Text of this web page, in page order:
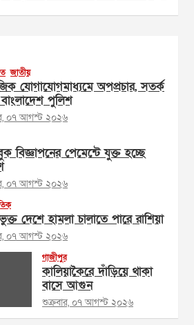
জাতীয়
যোগাযোগমাধ্যমে অপপ্রচার, সতর্ক
পুলিশ
০৭ আগস্ট ২০২৬
বিজ্ঞাপনের পেমেন্টে যুক্ত হচ্ছে
০৭ আগস্ট ২০২৬
দেশে হামলা চালাতে পারে রাশিয়া
০৭ আগস্ট ২০২৬
গাজীপুর
কালিয়াকৈরে দাঁড়িয়ে থাকা
বাসে আগুন
শুক্রবার, ০৭ আগস্ট ২০২৬